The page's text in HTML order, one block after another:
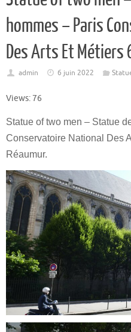
hommes – Paris
Des Arts Et Métiers
admin 6 juin 2022
Views: 76
Statue of two men – Statue
Conservatoire National Des
Réaumur.